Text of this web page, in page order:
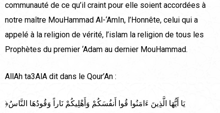
communauté de ce qu’il craint pour elle soient accordées à
notre maître MouHammad Al-‘AmIn, l’Honnête, celui qui a
appelé à la religion de vérité, l’islam la religion de tous les
Prophètes du premier ‘Adam au dernier MouHammad.
AllAh ta3AlA dit dans le Qour’An :
﴿يَا أَيُّهَا الَّذِينَ ءَامَنُوا قُوا أَنفُسَكُمْ وَأَهْلِيكُمْ نَاراً وَقُودُهَا النَّاسُ